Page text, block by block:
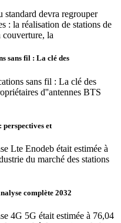
standard devra regrouper
: la réalisation de stations de
couverture, la
sans fil : La clé des
sans fil : La clé des
d''antennes BTS
perspectives et
Lte Enodeb était estimée à
du marché des stations
complète 2032
4G 5G était estimée à 76,04